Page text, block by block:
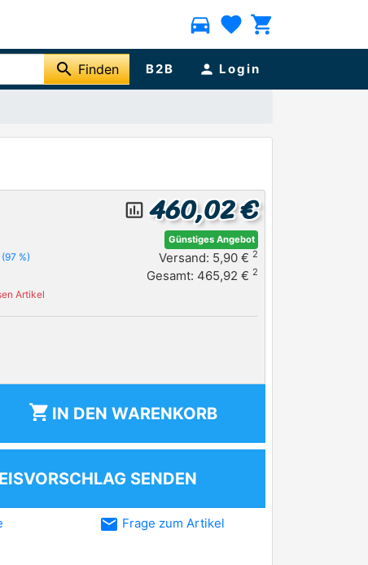
directions_car favorite shopping_cart
search Finden B2B person Login
(97 %)
Artikel
insert_chart_outlined 460,02 €
Günstiges Angebot
Versand: 5,90 € 2
Gesamt: 465,92 € 2
shopping_cart IN DEN WARENKORB
SENDEN
email Frage zum Artikel